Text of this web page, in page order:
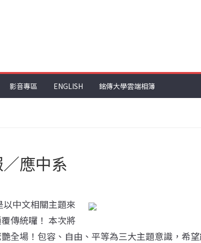
影音專區 ENGLISH 銘傳大學雲端相簿
／應中系
中文相關主題來
傳統囉！ 本次將
全場！包容、自由、平等為三大主題意識，希